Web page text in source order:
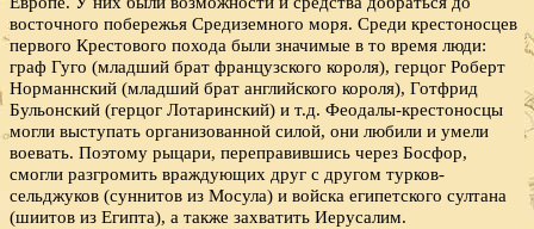
восточного побережья Средиземного моря. Среди крестоносцев
первого Крестового похода были значимые в то время люди:
граф Гуго (младший брат французского короля), герцог Роберт
Норманнский (младший брат английского короля), Готфрид
Бульонский (герцог Лотаринский) и т.д. Феодалы-крестоносцы
могли выступать организованной силой, они любили и умели
воевать. Поэтому рыцари, переправившись через Босфор,
смогли разгромить враждующих друг с другом турков-
сельджуков (суннитов из Мосула) и войска египетского султана
(шиитов из Египта), а также захватить Иерусалим.